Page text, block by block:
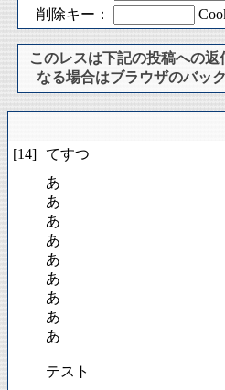
削除キー：
このレスは下記の投稿への
なる場合はブラウザのバッ
[14] てすつ
あ
あ
あ
あ
あ
あ
あ
あ
あ
テスト